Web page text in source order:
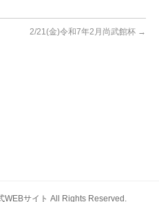
2/21(金)令和7年2月尚武館杯 →
WEBサイト All Rights Reserved.